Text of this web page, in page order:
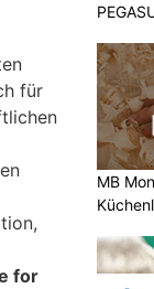
für
for
MB